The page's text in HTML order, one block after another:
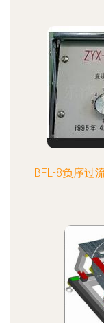
BFL-8负序过